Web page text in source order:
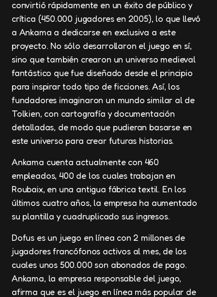
convirtió rápidamente en un éxito de público y
crítica (450.000 jugadores en 2005), lo que llevó
a Ankama a dedicarse en exclusiva a este
proyecto. No sólo desarrollaron el juego en sí,
sino que también crearon un universo medieval
fantástico que fue diseñado desde el principio
para inspirar todo tipo de ficciones. Así, los
fundadores imaginaron un mundo similar al de
Tolkien, con cartografía y documentación
detalladas, de modo que pudieran basarse en
este universo para crear futuras historias.
Ankama cuenta actualmente con 460
empleados, 400 de los cuales trabajan en
Roubaix, en una antigua fábrica textil. En los
últimos cuatro años, la empresa ha aumentado
su plantilla y cuadruplicado sus ingresos.
Dofus es un juego en línea con 2 millones de
jugadores francófonos activos al mes, de los
cuales unos 500.000 son abonados de pago.
Ankama, la empresa responsable del juego,
afirma que es el juego en línea más popular de